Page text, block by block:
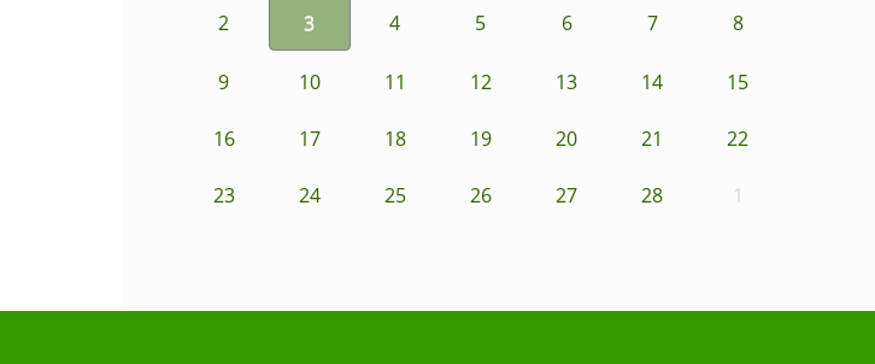
2 3 4 5 6 7 8
9 10 11 12 13 14 15
16 17 18 19 20 21 22
23 24 25 26 27 28 1